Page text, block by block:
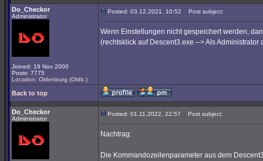
Do_Checkor
Administrator
Joined: 19 Nov 2000
Posts: 7775
Location: Oldenburg (Oldb.)
Posted: 03.12.2021, 10:52 Post subject:
Wenn Einstellungen nicht gespeichert werden,
(rechtsklick auf Descent3.exe --> Als Administrator
Back to top
Do_Checkor
Administrator
Posted: 01.11.2022, 22:57 Post subject:
Nachtrag:
Die Kommandozeilenparameter aus dem